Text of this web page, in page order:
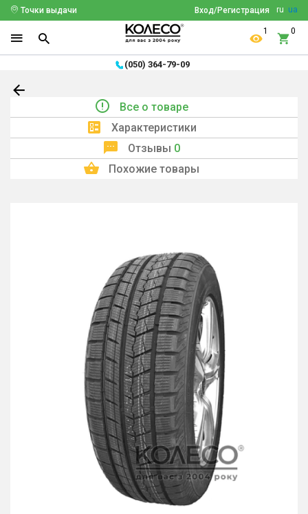
ru ua
Вход/Регистрация
Точки выдачи
1 0
(050) 364-79-09
Все о товаре
Характеристики
Отзывы 0
Похожие товары